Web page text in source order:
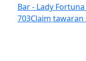
Bar - Lady
703Claim